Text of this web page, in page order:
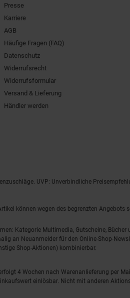
Presse
Karriere
AGB
Häufige Fragen (FAQ)
Datenschutz
Widerrufsrecht
Widerrufsformular
Versand & Lieferung
Händler werden
UVP: Unverbindliche
können wegen des begrenzten Angebots
Kategorie Multimedia, Gutscheine,
an Neuanmelder für den Online-Shop-
Shop-Aktionen) kombinierbar.
4 Wochen nach Warenanlieferung per
einlösbar. Nicht mit anderen